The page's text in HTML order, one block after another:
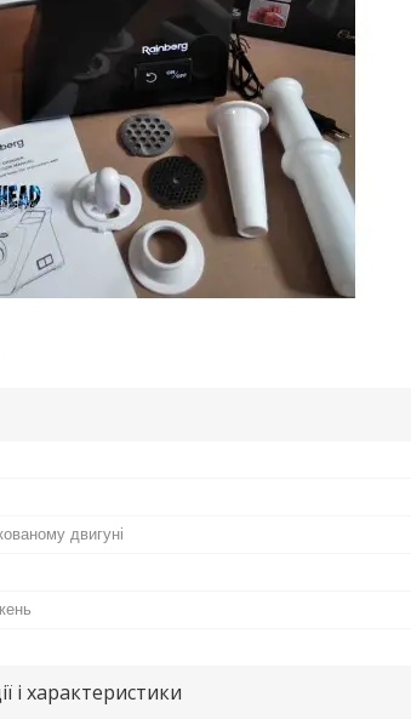
двигуні
і характеристики